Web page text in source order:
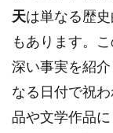
天は単なる歴
もあります。こ
深い事実を紹介
なる日付で祝わ
品や文学作品